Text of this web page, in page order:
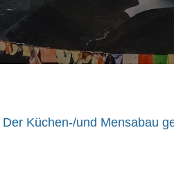
Der Küchen-/und Mensabau